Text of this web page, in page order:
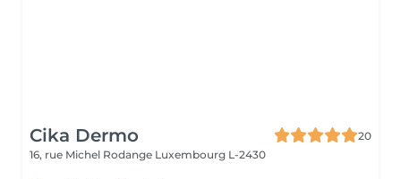
Cika Dermo
20
16, rue Michel Rodange Luxembourg L-2430